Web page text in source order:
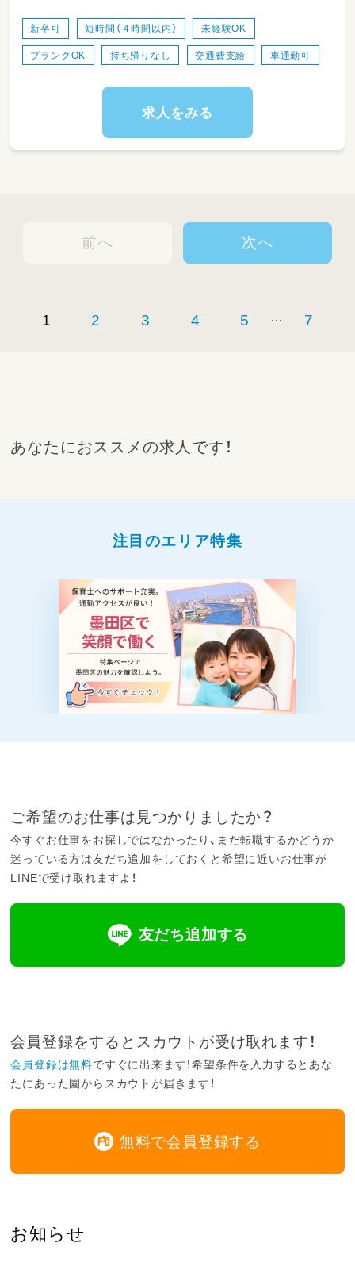
新卒可 短時間（４時間以内） 未経験OK
ブランクOK 持ち帰りなし 交通費支給 車通勤可
求人をみる
前へ
1 2 3 4 5 7
次へ
あなたにおススメの求人です！
注目のエリア特集
ご希望のお仕事は見つかりましたか？
今すぐお仕事をお探しではなかったり、まだ転職するかどうか
迷っている方は友だち追加をしておくと希望に近いお仕事が
LINEで受け取れますよ！
友だち追加する
会員登録をするとスカウトが受け取れます！
会員登録は無料ですぐに出来ます！希望条件を入力するとあな
たにあった園からスカウトが届きます！
無料で会員登録する
お知らせ